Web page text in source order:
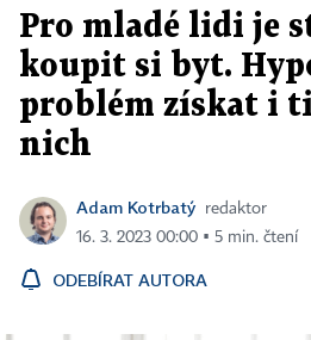
Pro mladé lidi je
koupit si byt.
problém získat i
nich
Adam Kotrbatý
redaktor
16. 3. 2023 00:00 ▪ 5 min. čtení
ODEBÍRAT AUTORA